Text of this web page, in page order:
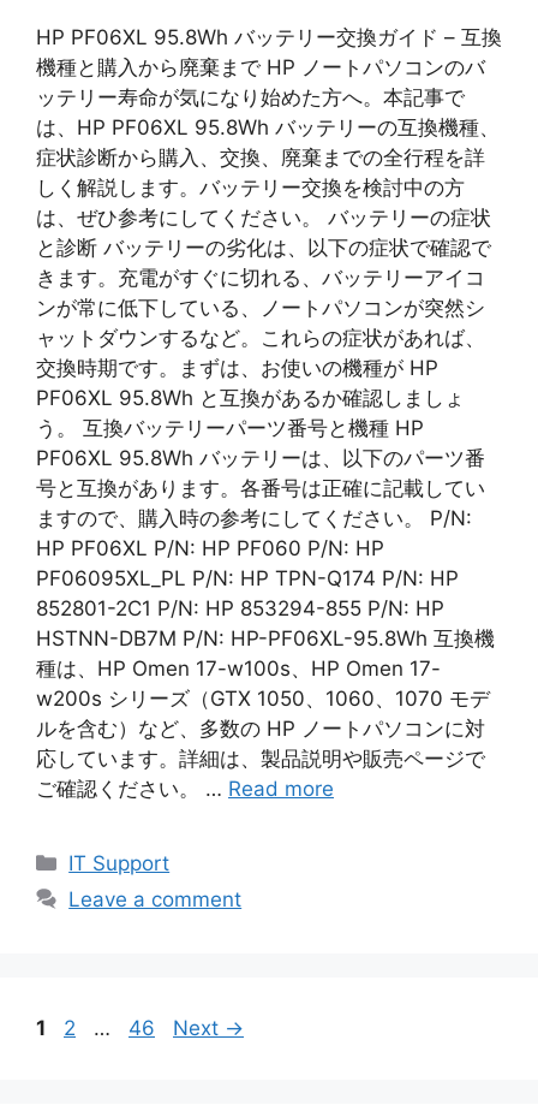
HP PF06XL 95.8Wh バッテリー交換ガイド – 互換
機種と購入から廃棄まで HP ノートパソコンのバ
ッテリー寿命が気になり始めた方へ。本記事で
は、HP PF06XL 95.8Wh バッテリーの互換機種、
症状診断から購入、交換、廃棄までの全行程を詳
しく解説します。バッテリー交換を検討中の方
は、ぜひ参考にしてください。 バッテリーの症状
と診断 バッテリーの劣化は、以下の症状で確認で
きます。充電がすぐに切れる、バッテリーアイコ
ンが常に低下している、ノートパソコンが突然シ
ャットダウンするなど。これらの症状があれば、
交換時期です。まずは、お使いの機種が HP
PF06XL 95.8Wh と互換があるか確認しましょ
う。 互換バッテリーパーツ番号と機種 HP
PF06XL 95.8Wh バッテリーは、以下のパーツ番
号と互換があります。各番号は正確に記載してい
ますので、購入時の参考にしてください。 P/N:
HP PF06XL P/N: HP PF060 P/N: HP
PF06095XL_PL P/N: HP TPN-Q174 P/N: HP
852801-2C1 P/N: HP 853294-855 P/N: HP
HSTNN-DB7M P/N: HP-PF06XL-95.8Wh 互換機
種は、HP Omen 17-w100s、HP Omen 17-
w200s シリーズ（GTX 1050、1060、1070 モデ
ルを含む）など、多数の HP ノートパソコンに対
応しています。詳細は、製品説明や販売ページで
ご確認ください。 … Read more
Categories
IT Support
Leave a comment
Page
1 Page
2 … Page
46 Next →